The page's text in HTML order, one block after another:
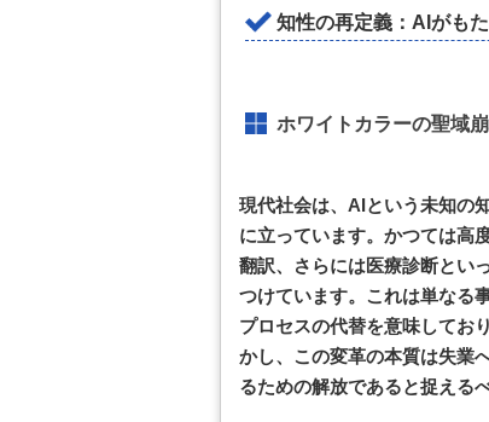
知性の再定義：AIがも
ホワイトカラーの聖域
現代社会は、AIという未知の
に立っています。かつては高
翻訳、さらには医療診断とい
つけています。これは単なる
プロセスの代替を意味してお
かし、この変革の本質は失業
るための解放であると捉える